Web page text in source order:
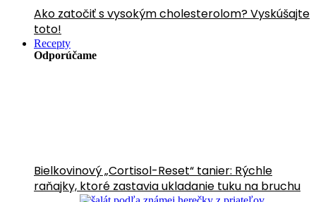
Ako zatočiť s vysokým cholesterolom? Vyskúšajte
toto!
Recepty
Odporúčame
Bielkovinový „Cortisol-Reset“ tanier: Rýchle
raňajky, ktoré zastavia ukladanie tuku na bruchu